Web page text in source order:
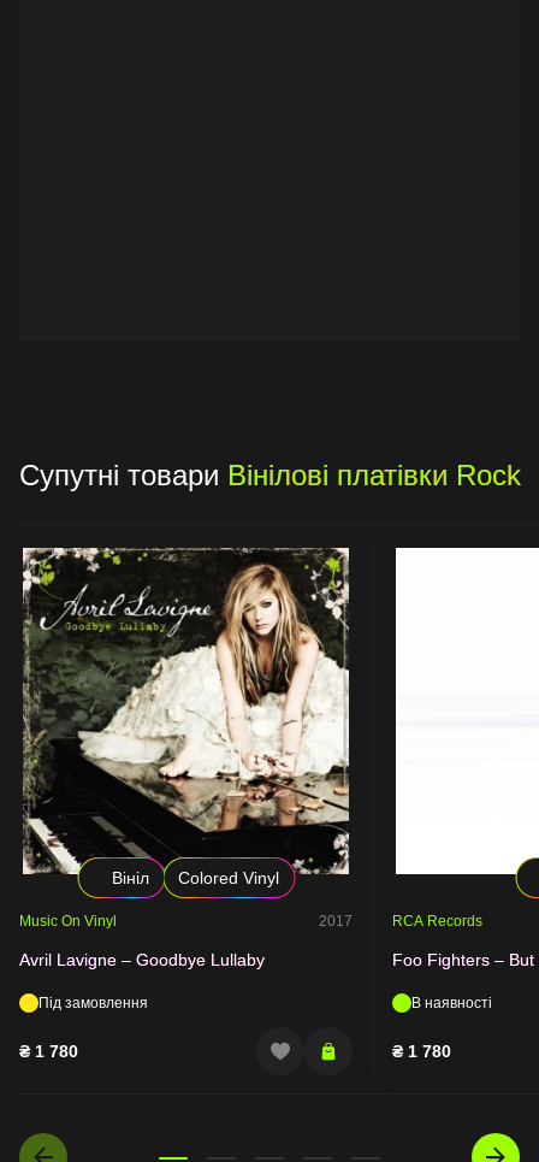
Супутні товари Вінілові платівки Rock
Вініл Colored Vinyl
Music On Vinyl 2017
Avril Lavigne – Goodbye Lullaby
Під замовлення
₴ 1 780
RCA Records
Foo Fighters –
В наявності
₴ 1 780